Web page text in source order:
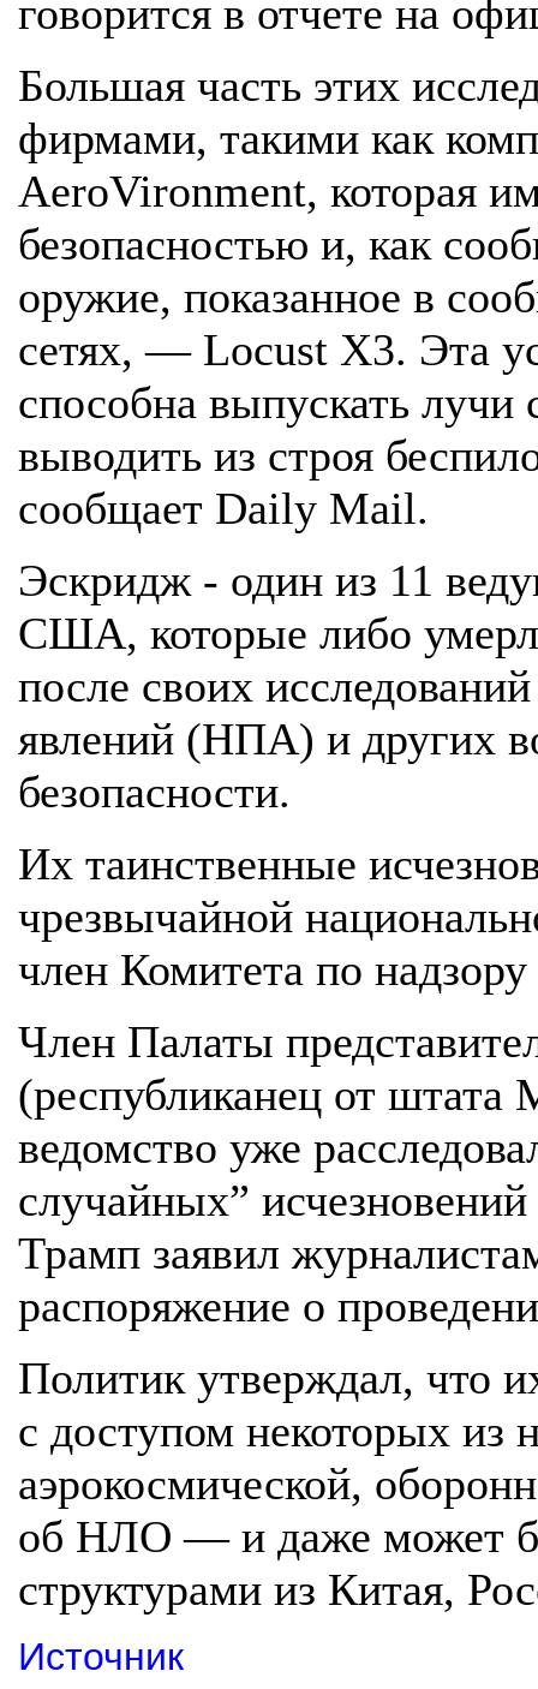
говорится в отчете на
Большая часть этих
фирмами, такими как
AeroVironment, которая
безопасностью и, как
оружие, показанное в
сетях, — Locust X3. Эта
способна выпускать лучи
выводить из строя
сообщает Daily Mail.
Эскридж - один из 11
США, которые либо
после своих
явлений (НПА) и других
безопасности.
Их таинственные
чрезвычайной
член Комитета по
Член Палаты
(республиканец от штата
ведомство уже
случайных” исчезновений
Трамп заявил
распоряжение о
Политик утверждал, что
с доступом некоторых из
аэрокосмической,
об НЛО — и даже может
структурами из Китая,
Источник